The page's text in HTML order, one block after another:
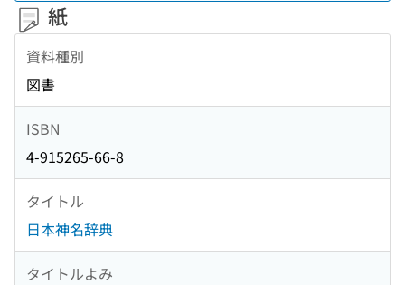
紙
資料種別
図書
ISBN
4-915265-66-8
タイトル
日本神名辞典
タイトルよみ